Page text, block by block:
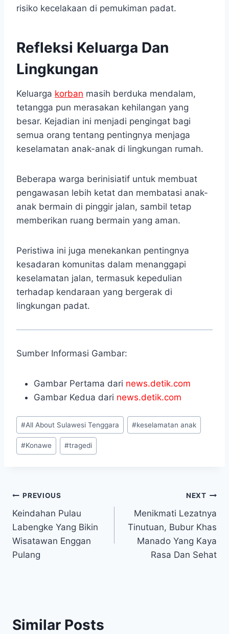
risiko kecelakaan di pemukiman padat.
Refleksi Keluarga Dan
Lingkungan
Keluarga korban masih berduka mendalam,
tetangga pun merasakan kehilangan yang
besar. Kejadian ini menjadi pengingat bagi
semua orang tentang pentingnya menjaga
keselamatan anak-anak di lingkungan rumah.
Beberapa warga berinisiatif untuk membuat
pengawasan lebih ketat dan membatasi anak-
anak bermain di pinggir jalan, sambil tetap
memberikan ruang bermain yang aman.
Peristiwa ini juga menekankan pentingnya
kesadaran komunitas dalam menanggapi
keselamatan jalan, termasuk kepedulian
terhadap kendaraan yang bergerak di
lingkungan padat.
Sumber Informasi Gambar:
Gambar Pertama dari news.detik.com
Gambar Kedua dari news.detik.com
Post
Tags:
#All About Sulawesi Tenggara #keselamatan anak
#Konawe #tragedi
Post
navigation
PREVIOUS
Keindahan Pulau
Labengke Yang Bikin
Wisatawan Enggan
Pulang
NEXT
Menikmati Lezatnya
Tinutuan, Bubur Khas
Manado Yang Kaya
Rasa Dan Sehat
Similar Posts